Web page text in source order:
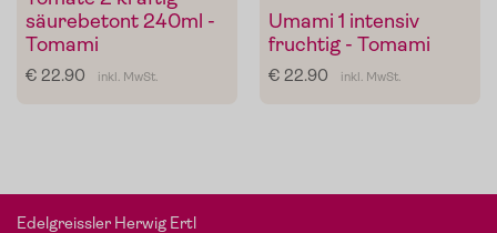
säurebetont 240ml -
Tomami
€ 22.90 inkl. MwSt.
Umami 1 intensiv
fruchtig - Tomami
€ 22.90 inkl. MwSt.
Edelgreissler Herwig Ertl